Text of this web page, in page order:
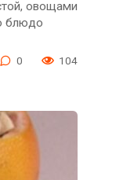
овощами
блюдо
0 104